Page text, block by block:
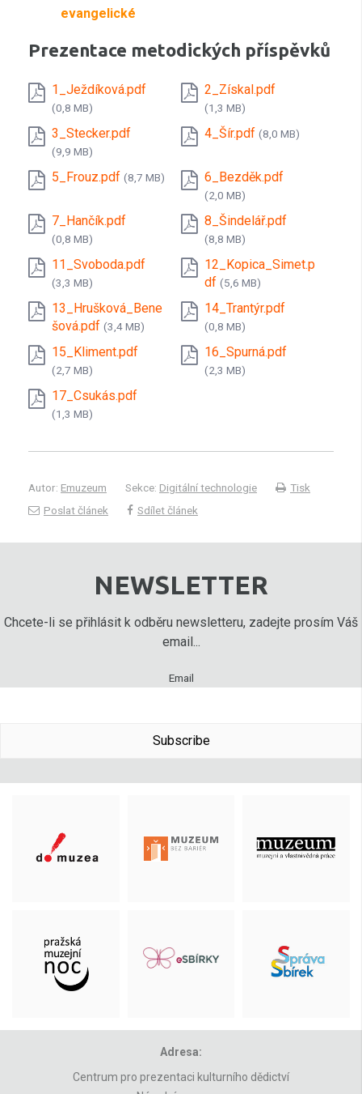
evangelické
Prezentace metodických příspěvků
1_Ježdíková.pdf
(0,8 MB)
2_Získal.pdf
(1,3 MB)
3_Stecker.pdf
(9,9 MB)
4_Šír.pdf (8,0 MB)
5_Frouz.pdf (8,7 MB) 6_Bezděk.pdf
(2,0 MB)
7_Hančík.pdf
(0,8 MB)
8_Šindelář.pdf
(8,8 MB)
11_Svoboda.pdf
(3,3 MB)
12_Kopica_Simet.p
df (5,6 MB)
13_Hrušková_Bene
šová.pdf (3,4 MB)
14_Trantýr.pdf
(0,8 MB)
15_Kliment.pdf
(2,7 MB)
16_Spurná.pdf
(2,3 MB)
17_Csukás.pdf
(1,3 MB)
Autor: Emuzeum Sekce: Digitální technologie
Tisk
Poslat článek
Sdílet článek
NEWSLETTER
Chcete-li se přihlásit k odběru newsletteru, zadejte prosím Váš
email...
Email
Subscribe
Adresa:
Centrum pro prezentaci kulturního dědictví